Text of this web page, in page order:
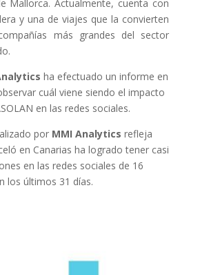
Mallorca. Actualmente, cuenta con
y una de viajes que la convierten
más grandes del sector
ha efectuado un informe en
cuál viene siendo el impacto
en las redes sociales.
por MMI Analytics refleja
en Canarias ha logrado tener casi
en las redes sociales de 16
los últimos 31 días.